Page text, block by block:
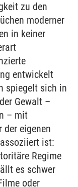
zu den
moderner
in keiner
entwickelt
spiegelt sich in
Gewalt –
– mit
der eigenen
ist:
Regime
es schwer
oder